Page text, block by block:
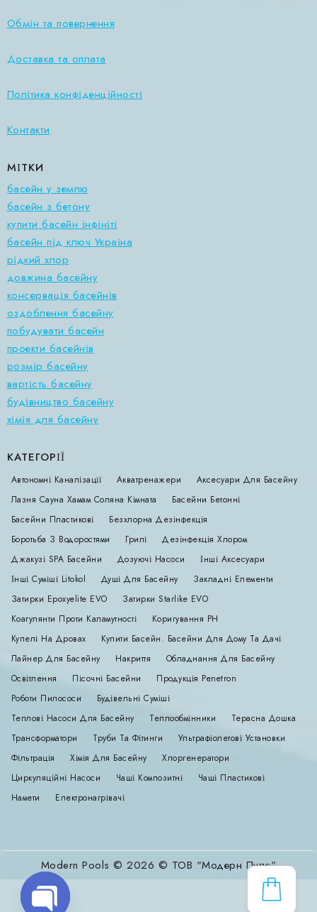
Обмін та повернення
Доставка та оплата
Політика конфіденційності
Контакти
МІТКИ
басейн у землю
басейн з бетону
купити басейн інфініті
басейн під ключ Україна
рідкий хлор
довжина басейну
консервація басейнів
оздоблення басейну
побудувати басейн
проекти басейнів
розмір басейну
вартість басейну
будівництво басейну
хімія для басейну
КАТЕГОРІЇ
Автономні Каналізації Акватренажери
Аксесуари Для Басейну
Лазня Сауна Хамам Соляна Кімната
Басейни Бетонні
Басейни Пластикові
Безхлорна Дезінфекція
Боротьба З Водоростями
Грилі
Дезінфекція Хлором
Джакузі SPA Басейни
Дозуючі Насоси
Інші Аксесуари
Інші Суміші Litokol
Душі Для Басейну
Закладні Елементи
Затирки Epoxyelite EVO
Затирки Starlike EVO
Коагулянти Проти Каламутності
Коригування РН
Купелі На Дровах
Купити Басейн. Басейни Для Дому Та Дачі
Лайнер Для Басейну
Накриття
Обладнання Для Басейну
Освітлення
Пісочні Басейни
Продукція Penetron
Роботи Пилососи
Будівельні Суміші
Теплові Насоси Для Басейну
Теплообмінники
Терасна Дошка
Трансформатори
Труби Та Фітинги
Ультрафіолетові Установки
Фільтрація
Хімія Для Басейну
Хлоргенератори
Циркуляційні Насоси
Чаші Композитні
Чаші Пластикові
Намети
Електронагрівачі
Modern Pools © 2026 © ТОВ "Модерн Пулс"